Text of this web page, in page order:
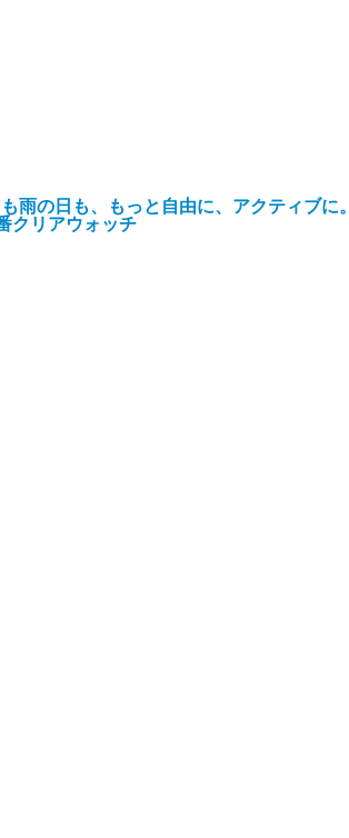
雨の日も、もっと自由に、アクティブに。
クリアウォッチ